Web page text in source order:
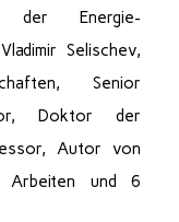
Energie-
Selischev,
Senior
Doktor der
Autor von
Arbeiten und 6